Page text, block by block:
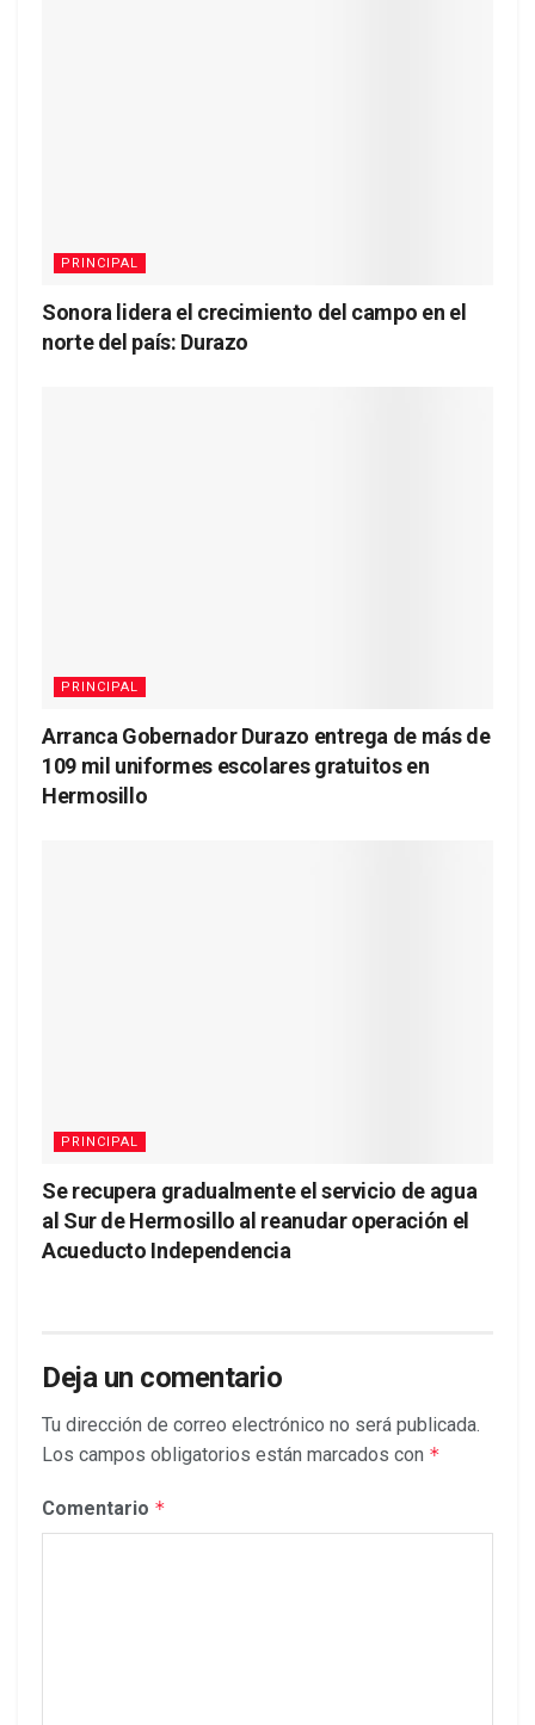
PRINCIPAL
Sonora lidera el crecimiento del campo en el
norte del país: Durazo
PRINCIPAL
Arranca Gobernador Durazo entrega de más de
109 mil uniformes escolares gratuitos en
Hermosillo
PRINCIPAL
Se recupera gradualmente el servicio de agua
al Sur de Hermosillo al reanudar operación el
Acueducto Independencia
Deja un comentario
Tu dirección de correo electrónico no será publicada.
Los campos obligatorios están marcados con *
Comentario *